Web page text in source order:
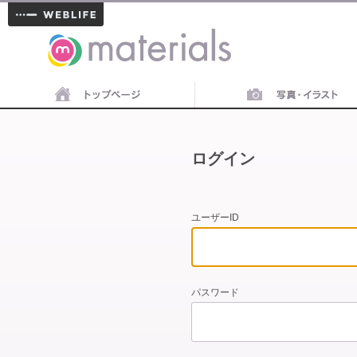
materials
ログイン
ユーザーID
パスワード